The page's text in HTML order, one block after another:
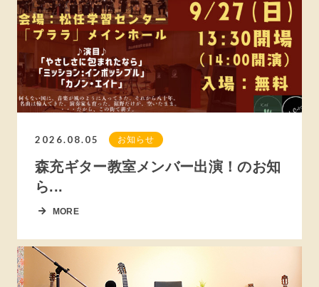
2026.08.05 お知らせ
森充ギター教室メンバー出演！のお知
ら...
MORE